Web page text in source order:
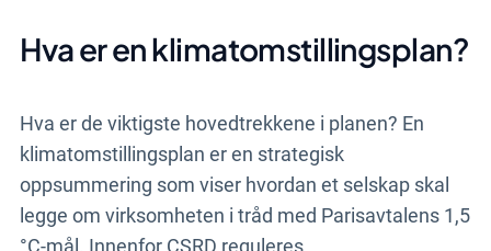
Hva er en klimatomstillingsplan?
Hva er de viktigste hovedtrekkene i planen? En
klimatomstillingsplan er en strategisk
oppsummering som viser hvordan et selskap skal
legge om virksomheten i tråd med Parisavtalens 1,5
°C-mål. Innenfor CSRD reguleres